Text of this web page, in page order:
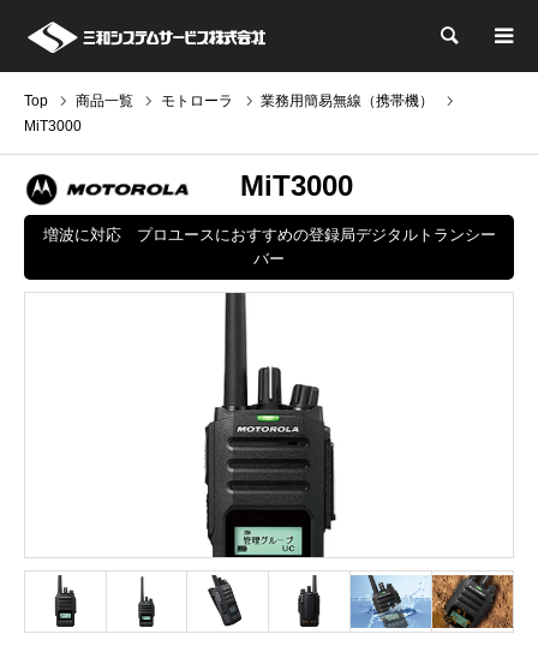
検索
Top 商品一覧 モトローラ
業務用簡易無線（携帯機）
MiT3000
MiT3000
増波に対応 プロユースにおすすめの登録局デジタルトランシー
バー